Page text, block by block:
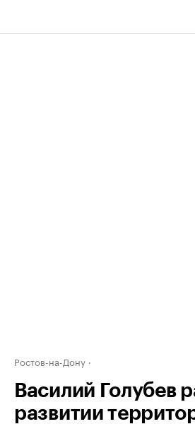
Ростов-на-Дону
Василий Голубев
развитии